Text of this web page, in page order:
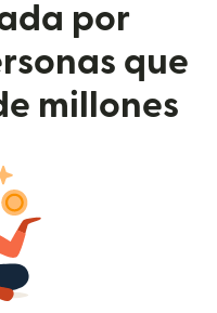
por
que
millones